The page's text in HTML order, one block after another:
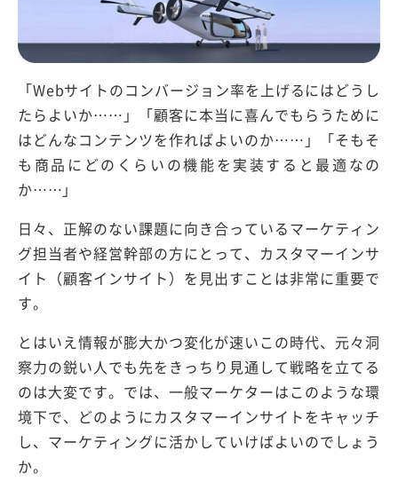
「Webサイトのコンバージョン率を上げるにはどうし
たらよいか……」「顧客に本当に喜んでもらうために
はどんなコンテンツを作ればよいのか……」「そもそ
も商品にどのくらいの機能を実装すると最適なの
か……」
日々、正解のない課題に向き合っているマーケティン
グ担当者や経営幹部の方にとって、カスタマーインサ
イト（顧客インサイト）を見出すことは非常に重要で
す。
とはいえ情報が膨大かつ変化が速いこの時代、元々洞
察力の鋭い人でも先をきっちり見通して戦略を立てる
のは大変です。では、一般マーケターはこのような環
境下で、どのようにカスタマーインサイトをキャッチ
し、マーケティングに活かしていけばよいのでしょう
か。